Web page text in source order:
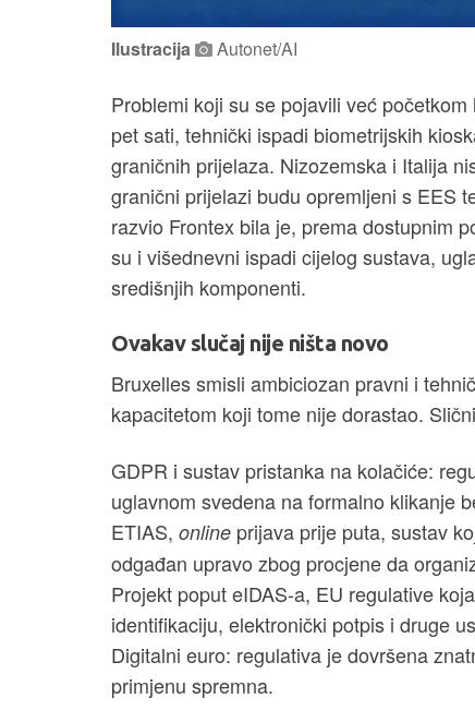
Ilustracija Autonet/AI
Problemi koji su se pojavili već
pet sati, tehnički ispadi biometrijskih
graničnih prijelaza. Nizozemska i Italija
granični prijelazi budu opremljeni s EES
razvio Frontex bila je, prema dostupnim
su i višednevni ispadi cijelog sustava,
središnjih komponenti.
Ovakav slučaj nije ništa novo
Bruxelles smisli ambiciozan pravni i
kapacitetom koji tome nije dorastao.
GDPR i sustav pristanka na kolačiće:
uglavnom svedena na formalno klikanje
ETIAS, online prijava prije puta, sustav
odgađan upravo zbog procjene da
Projekt poput eIDAS-a, EU regulative
identifikaciju, elektronički potpis i druge
Digitalni euro: regulativa je dovršena
primjenu spremna.